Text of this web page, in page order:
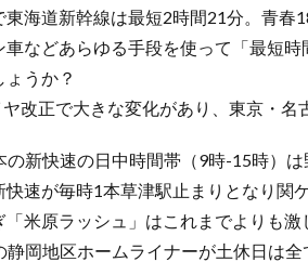
東海道新幹線は最短2時間21分。青春
などあらゆる手段を使って「最短
うか？
改正で大きな変化があり、東京・名
の新快速の日中時間帯（9時-15時）
快速が毎時1本草津駅止まりとなり関
米原ラッシュ」はこれまでよりも激
静岡地区ホームライナーが土休日は